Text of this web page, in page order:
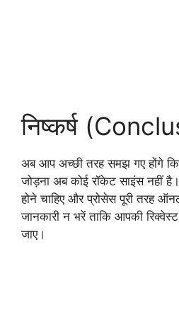
निष्कर्ष
अब आप अच्छी तरह समझ गए होंगे कि
जोड़ना अब कोई रॉकेट साइंस नहीं
होने चाहिए और प्रोसेस पूरी तरह
जानकारी न भरें ताकि आपकी रिक्वेस्ट
जाए।